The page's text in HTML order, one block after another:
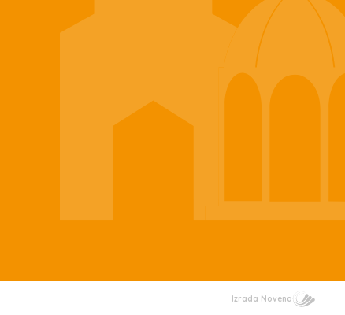
Izrada Novena